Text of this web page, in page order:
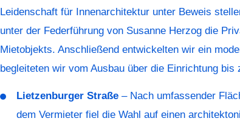
Leidenschaft für Innenarchitektur unter Beweis
unter der Federführung von Susanne Herzog die
Mietobjekts. Anschließend entwickelten wir ein
begleiteten wir vom Ausbau über die Einrichtung
Lietzenburger Straße– Nach umfassender
dem Vermieter fiel die Wahl auf einen